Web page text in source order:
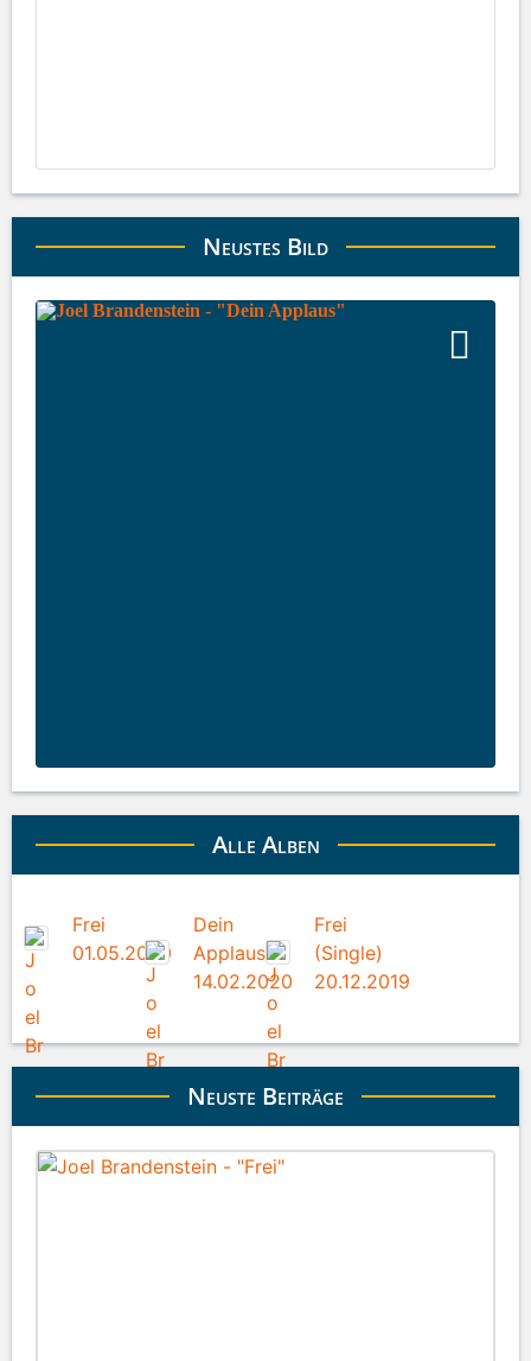
Neustes Bild
Alle Alben
Frei
01.05.2020
Dein
Applaus
14.02.2020
Frei
(Single)
20.12.2019
Neuste Beiträge